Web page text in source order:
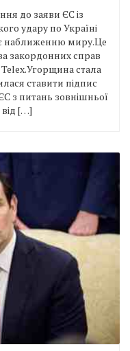
до заяви ЄС із
удару по Україні
наближенню миру.Це
закордонних справ
стала
ставити підпис
з питань зовнішньої
від […]